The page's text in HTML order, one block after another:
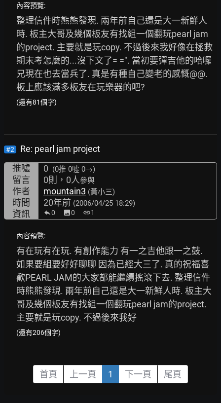
內容預覽:
整理信件時熊熊發現. 兩年前自己還是大一新鮮人
時. 板主大哥及幾個板友有找組一個翻玩pearl jam
的project. 主要就是玩copy. 不過後來我好像在拯救
期末考怎麼的...沒下文了= =". 當初要彈吉他的哈囉
兄現在也去當兵了. 真是有種自己變老的感慨@@.
板上應該滿多板友在玩樂器的吧?
(還有81個字)
#2
Re: pearl jam project
推噓
0 (0推 0噓 0→)
留言 0則，0人參與
作者 mountain3 (黃小三)
時間 20年前 (2006/04/25 18:29)
資訊 0 image0 link1
內容預覽:
有在玩有在玩. 有創作能力 有一之吉他跟一之鼓.
如果要組要好好聊聊 因為已經大三了. 真的祝福喜
歡PEARL JAM的大家都能繼續搖滾下去. 整理信件
時熊熊發現. 兩年前自己還是大一新鮮人時. 板主大
哥及幾個板友有找組一個翻玩pearl jam的project.
主要就是玩copy. 不過後來我好
(還有206個字)
首頁 上一頁 1 下一頁 尾頁